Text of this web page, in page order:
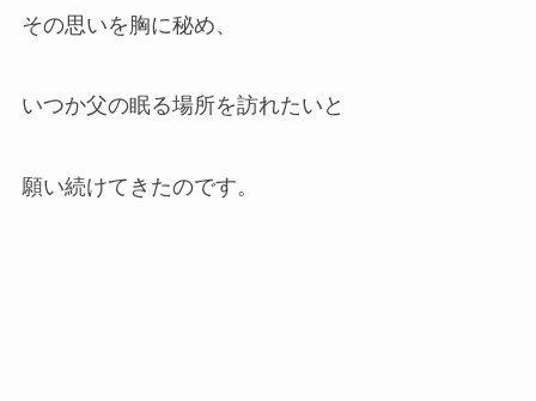
その思いを胸に秘め、
いつか父の眠る場所を訪れたいと
願い続けてきたのです。